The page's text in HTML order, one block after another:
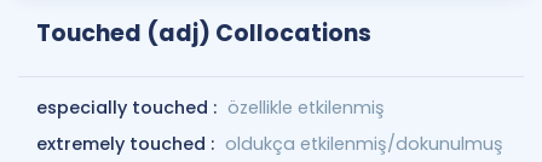
Touched (adj) Collocations
especially touched : özellikle etkilenmiş
extremely touched : oldukça etkilenmiş/dokunulmuş